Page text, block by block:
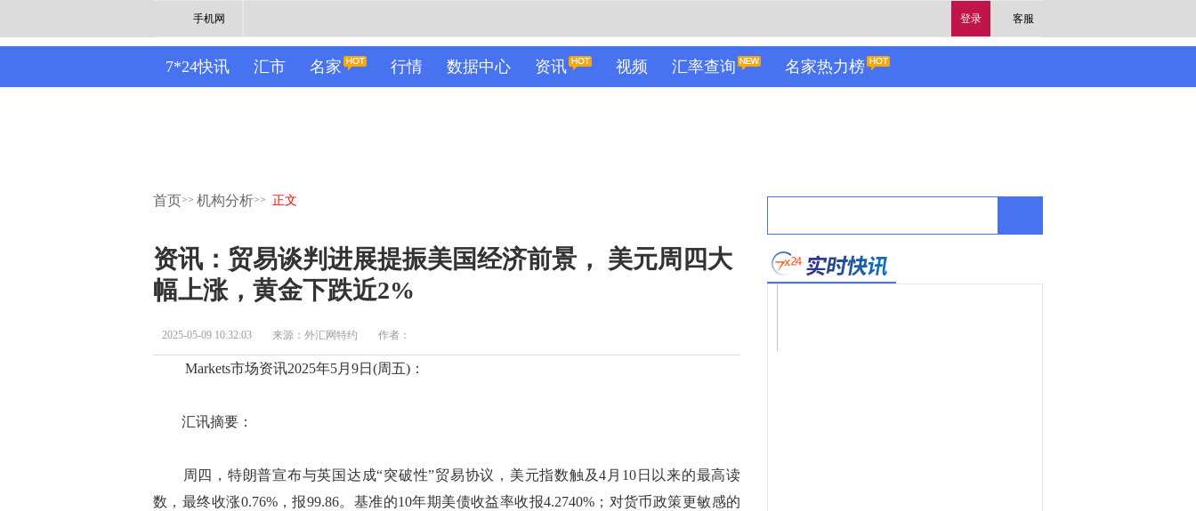
登录 客服
手机网
7*24快讯 汇市 名家 行情 数据中心 资讯 视频 汇率查询 名家热力榜
首页>> 机构分析>> 正文
资讯：贸易谈判进展提振美国经济前景， 美元周四大
幅上涨，黄金下跌近2%
2025-05-09 10:32:03 来源：外汇网特约 作者：
Markets市场资讯2025年5月9日(周五)：
汇讯摘要：
周四，特朗普宣布与英国达成“突破性”贸易协议，美元指数触及4月10日以来的最高读
数，最终收涨0.76%，报99.86。基准的10年期美债收益率收报4.2740%；对货币政策更敏感的